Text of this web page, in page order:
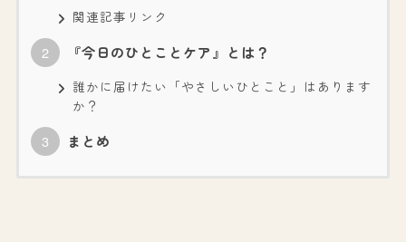
関連記事リンク
『今日のひとことケア』とは？
誰かに届けたい「やさしいひとこと」はあります
か？
まとめ